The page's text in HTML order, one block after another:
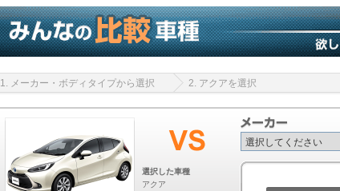
1. メーカー・ボディタイプから選択 2. アクアを選択
選択した車種
アクア